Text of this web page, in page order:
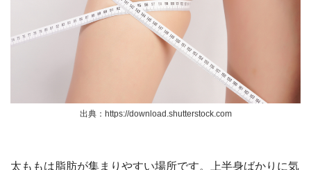
出典：https://download.shutterstock.com
太ももは脂肪が集まりやすい場所です。上半身ばかりに気